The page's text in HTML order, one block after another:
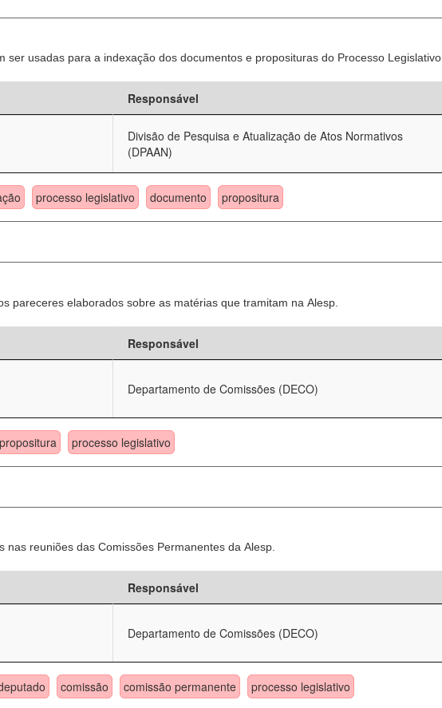
ser usadas para a indexação dos documentos e proposituras do Processo Legislativo.
Responsável
Divisão de Pesquisa e Atualização de Atos Normativos
(DPAAN)
processo legislativo documento propositura
pareceres elaborados sobre as matérias que tramitam na Alesp.
Responsável
Departamento de Comissões (DECO)
propositura processo legislativo
nas reuniões das Comissões Permanentes da Alesp.
Responsável
Departamento de Comissões (DECO)
comissão comissão permanente processo legislativo